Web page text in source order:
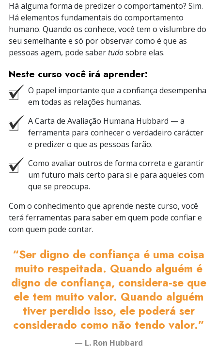
Há alguma forma de predizer o comportamento? Sim.
Há elementos fundamentais do comportamento
humano. Quando os conhece, você tem o vislumbre do
seu semelhante e só por observar como é que as
pessoas agem, pode sabertudosobre elas.
Neste curso você irá aprender:
O papel importante que a confiança desempenha
em todas as relações humanas.
A Carta de Avaliação Humana Hubbard — a
ferramenta para conhecer o verdadeiro carácter
e predizer o que as pessoas farão.
Como avaliar outros de forma correta e garantir
um futuro mais certo para si e para aqueles com
que se preocupa.
Com o conhecimento que aprende neste curso, você
terá ferramentas para saber em quem pode confiar e
com quem pode contar.
“Ser digno de confiança é uma coisa
muito respeitada. Quando alguém é
digno de confiança, considera‑se que
ele tem muito valor. Quando alguém
tiver perdido isso, ele poderá ser
considerado como não tendo valor.”
— L. Ron Hubbard